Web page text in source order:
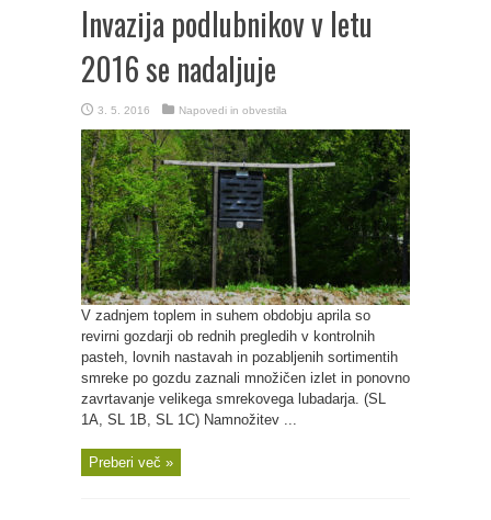
Invazija podlubnikov v letu
2016 se nadaljuje
3. 5. 2016 Napovedi in obvestila
V zadnjem toplem in suhem obdobju aprila so
revirni gozdarji ob rednih pregledih v kontrolnih
pasteh, lovnih nastavah in pozabljenih sortimentih
smreke po gozdu zaznali množičen izlet in ponovno
zavrtavanje velikega smrekovega lubadarja. (SL
1A, SL 1B, SL 1C) Namnožitev ...
Preberi več »